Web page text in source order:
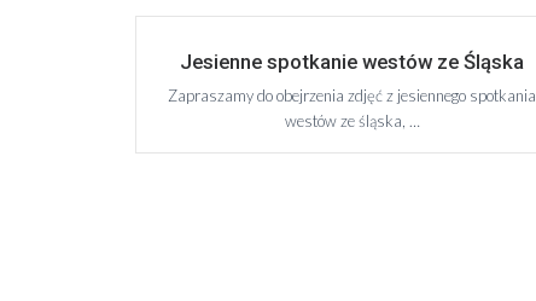
Jesienne spotkanie westów ze Śląska
Zapraszamy do obejrzenia zdjęć z jesiennego spotkania
westów ze śląska, …